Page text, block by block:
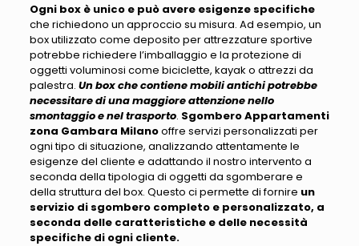
Ogni box è unico e può avere esigenze specifiche
che richiedono un approccio su misura. Ad esempio, un
box utilizzato come deposito per attrezzature sportive
potrebbe richiedere l’imballaggio e la protezione di
oggetti voluminosi come biciclette, kayak o attrezzi da
palestra. Un box che contiene mobili antichi potrebbe
necessitare di una maggiore attenzione nello
smontaggio e nel trasporto. Sgombero Appartamenti
zona Gambara Milanooffre servizi personalizzati per
ogni tipo di situazione, analizzando attentamente le
esigenze del cliente e adattando il nostro intervento a
seconda della tipologia di oggetti da sgomberare e
della struttura del box. Questo ci permette di fornire un
servizio di sgombero completo e personalizzato, a
seconda delle caratteristiche e delle necessità
specifiche di ogni cliente.